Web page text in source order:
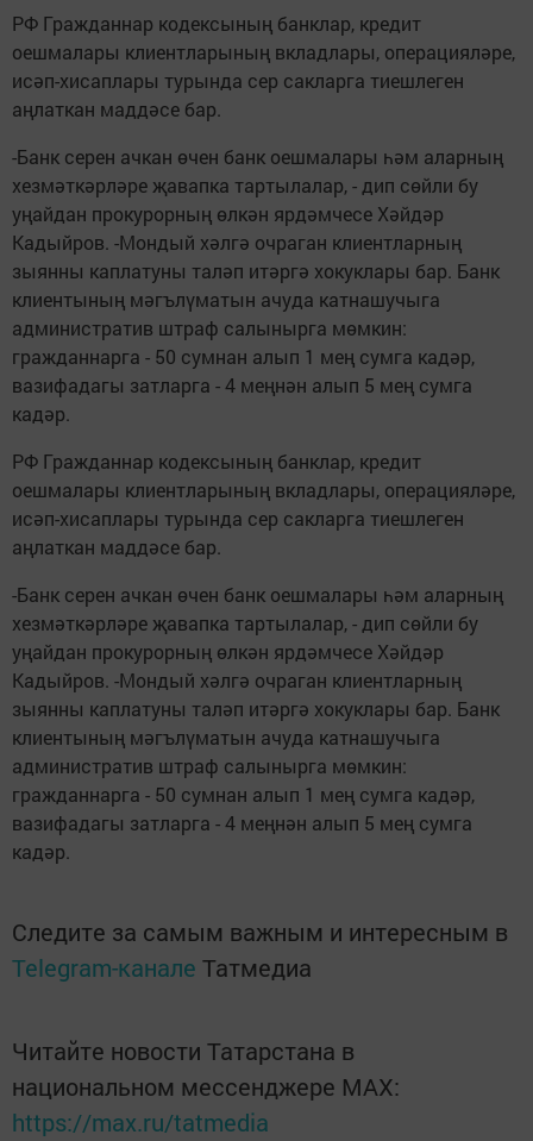
РФ Гражданнар кодексының банклар, кредит
оешмалары клиентларының вкладлары, операцияләре,
исәп-хисаплары турында сер сакларга тиешлеген
аңлаткан маддәсе бар.
-Банк серен ачкан өчен банк оешмалары һәм аларның
хезмәткәрләре җавапка тартылалар, - дип сөйли бу
уңайдан прокурорның өлкән ярдәмчесе Хәйдәр
Кадыйров. -Мондый хәлгә очраган клиентларның
зыянны каплатуны таләп итәргә хокуклары бар. Банк
клиентының мәгълүматын ачуда катнашучыга
административ штраф салынырга мөмкин:
гражданнарга - 50 сумнан алып 1 мең сумга кадәр,
вазифадагы затларга - 4 меңнән алып 5 мең сумга
кадәр.
РФ Гражданнар кодексының банклар, кредит
оешмалары клиентларының вкладлары, операцияләре,
исәп-хисаплары турында сер сакларга тиешлеген
аңлаткан маддәсе бар.
-Банк серен ачкан өчен банк оешмалары һәм аларның
хезмәткәрләре җавапка тартылалар, - дип сөйли бу
уңайдан прокурорның өлкән ярдәмчесе Хәйдәр
Кадыйров. -Мондый хәлгә очраган клиентларның
зыянны каплатуны таләп итәргә хокуклары бар. Банк
клиентының мәгълүматын ачуда катнашучыга
административ штраф салынырга мөмкин:
гражданнарга - 50 сумнан алып 1 мең сумга кадәр,
вазифадагы затларга - 4 меңнән алып 5 мең сумга
кадәр.
Следите за самым важным и интересным в
Telegram-канале Татмедиа
Читайте новости Татарстана в
национальном мессенджере MАХ:
https://max.ru/tatmedia